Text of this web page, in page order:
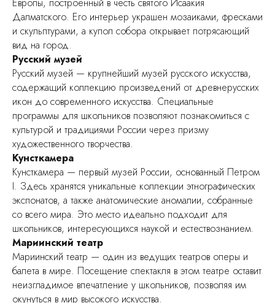
Далматского. Его интерьер украшен мозаиками, фресками
и скульптурами, а купол собора открывает потрясающий
вид на город.
Русский музей
Русский музей — крупнейший музей русского искусства,
содержащий коллекцию произведений от древнерусских
икон до современного искусства. Специальные
программы для школьников позволяют познакомиться с
культурой и традициями России через призму
художественного творчества.
Кунсткамера
Кунсткамера — первый музей России, основанный Петром
I. Здесь хранятся уникальные коллекции этнографических
экспонатов, а также анатомические аномалии, собранные
со всего мира. Это место идеально подходит для
школьников, интересующихся наукой и естествознанием.
Мариинский театр
Мариинский театр — один из ведущих театров оперы и
балета в мире. Посещение спектакля в этом театре оставит
неизгладимое впечатление у школьников, позволяя им
окунуться в мир высокого искусства.